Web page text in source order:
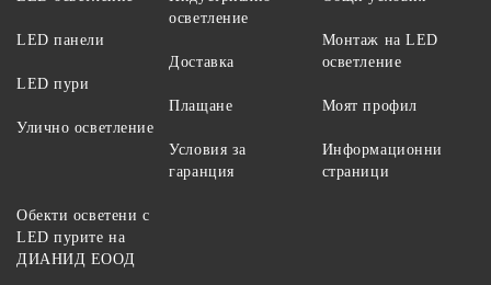
LED панели
LED пури
Улично осветление
осветление
Доставка
Плащане
Условия за
гаранция
Монтаж на LED
осветление
Моят профил
Информационни
страници
Обекти осветени с
LED пурите на
ДИАНИД ЕООД